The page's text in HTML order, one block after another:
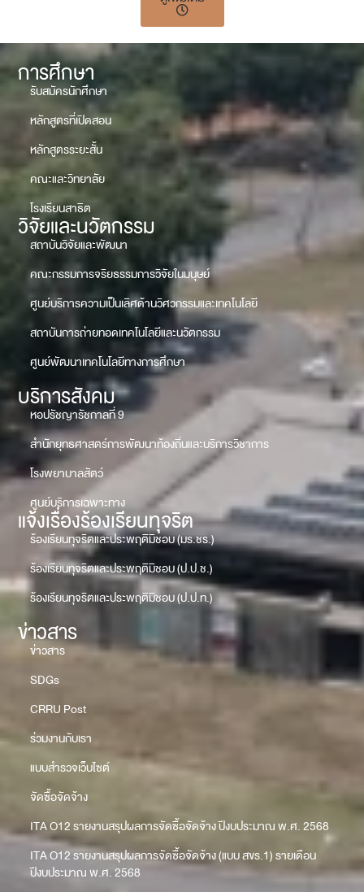
การศึกษา
รับสมัครนักศึกษา
หลักสูตรที่เปิดสอน
หลักสูตรระยะสั้น
คณะและวิทยาลัย
โรงเรียนสาธิต
วิจัยและนวัตกรรม
สถาบันวิจัยและพัฒนา
คณะกรรมการจริยธรรมการวิจัยในมนุษย์
ศูนย์บริการความเป็นเลิศด้านวิศวกรรมและเทคโนโลยี
สถาบันการถ่ายทอดเทคโนโลยีและนวัตกรรม
ศูนย์พัฒนาเทคโนโลยีทางการศึกษา
บริการสังคม
หอปรัชญารัชกาลที่ 9
สำนักยุทธศาสตร์การพัฒนาท้องถิ่นและบริการวิชาการ
โรงพยาบาลสัตว์
ศูนย์บริการเฉพาะทาง
แจ้งเรื่องร้องเรียนทุจริต
ร้องเรียนทุจริตและประพฤติมิชอบ (มร.ชร.)
ร้องเรียนทุจริตและประพฤติมิชอบ (ป.ป.ช.)
ร้องเรียนทุจริตและประพฤติมิชอบ (ป.ป.ท.)
ข่าวสาร
ข่าวสาร
SDGs
CRRU Post
ร่วมงานกับเรา
แบบสำรวจเว็บไซต์
จัดซื้อจัดจ้าง
ITA O12 รายงานสรุปผลการจัดซื้อจัดจ้าง ปีงบประมาณ พ.ศ. 2568
ITA O12 รายงานสรุปผลการจัดซื้อจัดจ้าง (แบบ สขร.1) รายเดือน
ปีงบประมาณ พ.ศ. 2568